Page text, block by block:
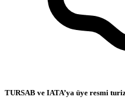
TURSAB ve IATA’ya üye resmi